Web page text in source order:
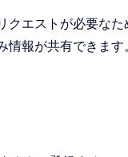
エストが必要な
情報が共有できま